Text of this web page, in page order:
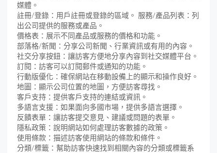
媒體。
註冊/登錄：用戶註冊或登錄的區域。 服務/產品列表：列
出公司提供的服務或產品。
價格表：展示不同產品或服務的價格和功能。
部落格/新聞：分享公司新聞、行業資訊或有用的內容。
社交分享按鈕：讓訪客方便地分享內容到社交媒體平台。
訂閱：訪客可以訂閱郵件或通知的功能。
行動版優化：確保網站在移動設備上的顯示和操作良好。
地圖：顯示公司位置的地圖，方便訪客尋找。
客戶支持：提供客戶支持的連結或資訊。
多語言支援：如果面向多國市場，提供多語言選擇。
反饋表單：讓訪客提交意見、建議或問題的表單。
隱私政策：說明網站如何處理訪客數據的政策。
使用條款：描述訪客使用網站的條款和條件。
分類/標籤：幫助訪客快速找到相關內容的分類或標籤系